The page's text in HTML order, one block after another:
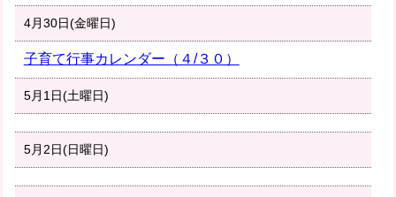
4月30日(金曜日)
子育て行事カレンダー（４/３０）
5月1日(土曜日)
5月2日(日曜日)